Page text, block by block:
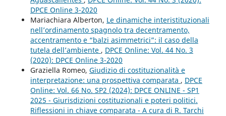
DPCE Online 3-2020
Mariachiara Alberton, Le dinamiche interistituzionali
nell’ordinamento spagnolo tra decentramento,
accentramento e “balzi asimmetrici”: il caso della
tutela dell’ambiente , DPCE Online: Vol. 44 No. 3
(2020): DPCE Online 3-2020
Graziella Romeo, Giudizio di costituzionalità e
interpretazione: una prospettiva comparata , DPCE
Online: Vol. 66 No. SP2 (2024): DPCE ONLINE - SP1
2025 - Giurisdizioni costituzionali e poteri politici.
Riflessioni in chiave comparata - A cura di R. Tarchi